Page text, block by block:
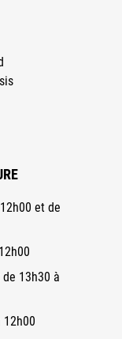
et de
13h30 à
12h00